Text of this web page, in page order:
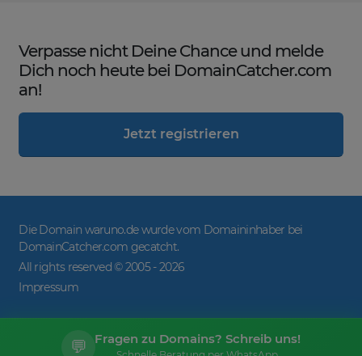
Verpasse nicht Deine Chance und melde
Dich noch heute bei DomainCatcher.com
an!
Jetzt registrieren
Die Domain waruno.de wurde vom Domaininhaber bei
DomainCatcher.com gecatcht.
All rights reserved © 2005 -2026
Impressum
💬 Fragen zu Domains? Schreib uns!